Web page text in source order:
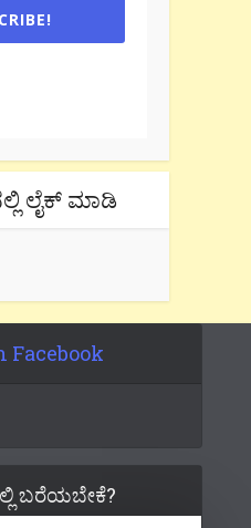
ಲೈಕ್ ಮಾಡಿ
Facebook
ಬರೆಯಬೇಕೆ?